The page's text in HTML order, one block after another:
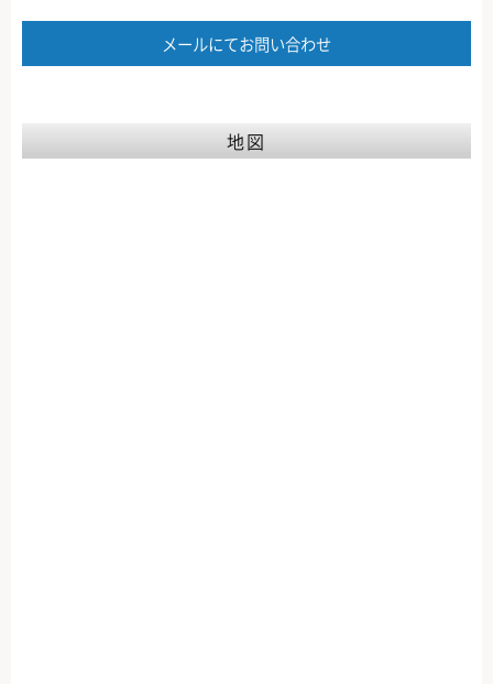
メールにてお問い合わせ
地図